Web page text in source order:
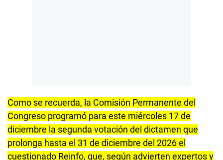
Como se recuerda, la Comisión Permanente del
Congreso programó para este miércoles 17 de
diciembre la segunda votación del dictamen que
prolonga hasta el 31 de diciembre del 2026 el
cuestionado Reinfo, que, según advierten expertos y